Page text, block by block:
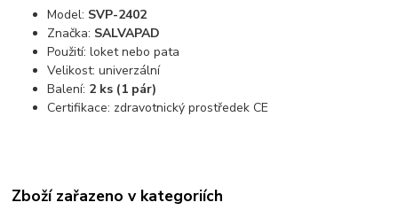
Model: SVP-2402
Značka: SALVAPAD
Použití: loket nebo pata
Velikost: univerzální
Balení: 2 ks (1 pár)
Certifikace: zdravotnický prostředek CE
Zboží zařazeno v kategoriích